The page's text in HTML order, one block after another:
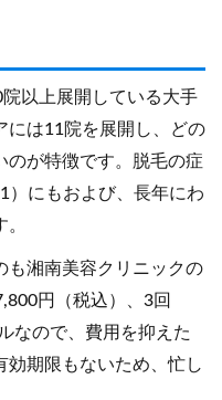
以上展開している大手
には11院を展開し、どの
のが特徴です。脱毛の症
にもおよび、長年にわ
も湘南美容クリニックの
円（税込）、3回
なので、費用を抑えた
効期限もないため、忙し